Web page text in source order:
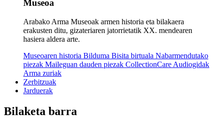
Museoa
Arabako Arma Museoak armen historia eta bilakaera
erakusten ditu, gizateriaren jatorrietatik XX. mendearen
hasiera aldera arte.
Museoaren historia Bilduma Bisita birtuala Nabarmendutako
piezak Maileguan dauden piezak CollectionCare Audiogidak
Arma zuriak
Zerbitzuak
Jarduerak
Bilaketa barra